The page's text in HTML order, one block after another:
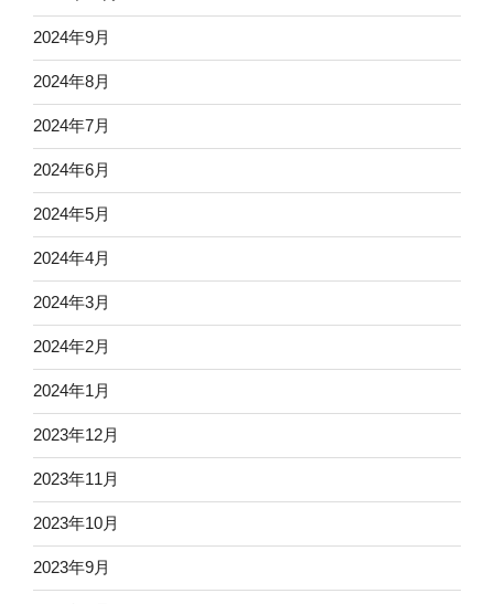
2024年9月
2024年8月
2024年7月
2024年6月
2024年5月
2024年4月
2024年3月
2024年2月
2024年1月
2023年12月
2023年11月
2023年10月
2023年9月